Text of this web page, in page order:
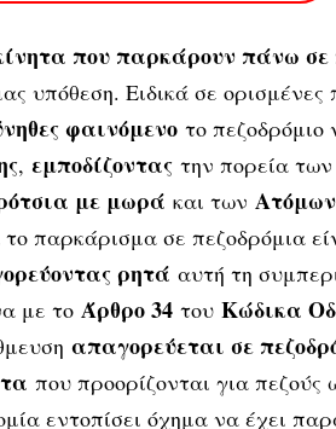
που παρκάρουν πάνω σε
υπόθεση. Ειδικά σε
φαινόμενοτο πεζοδρόμιο
, εμποδίζονταςτην πορεία των
με μωρά και των
παρκάρισμα σε πεζοδρόμια
ρητά αυτή τη
με το Άρθρο 34του Κώδικα
απαγορεύεται σε
πoυ πρooρίζoνται για πεζoύς
εντοπίσει όχημα να έχει